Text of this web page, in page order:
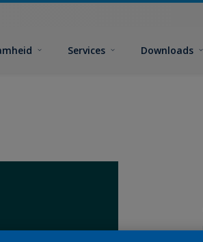
Services Downloads